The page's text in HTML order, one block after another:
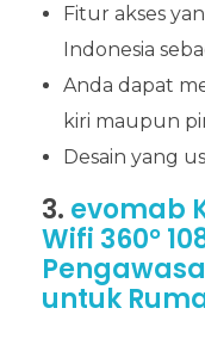
Fitur akses
Indonesia
Anda dapat
kiri maupun
Desain yang
3. evomab
Wifi 360°
untuk